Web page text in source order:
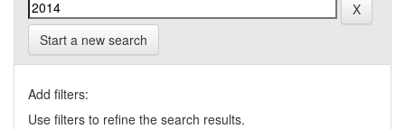
Start a new search
Add filters:
Use filters to refine the search results.